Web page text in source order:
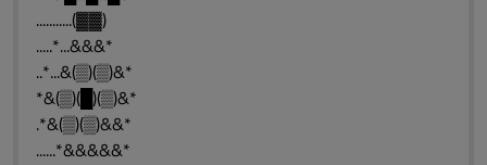
...........(▓▓)
.....*...&&&*
..*...&(▒)(▒)&*
*&(▒)(█)(▒)&*
.*&(▒)(▒)&&*
......*&&&&&*